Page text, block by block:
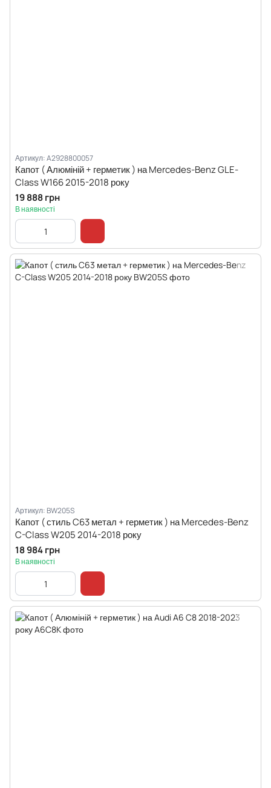
Артикул: A2928800057
Капот ( Алюміній + герметик ) на Mercedes-Benz GLE-
Class W166 2015-2018 року
19 888 грн
В наявності
Артикул: BW205S
Капот ( стиль C63 метал + герметик ) на Mercedes-Benz
C-Class W205 2014-2018 року
18 984 грн
В наявності